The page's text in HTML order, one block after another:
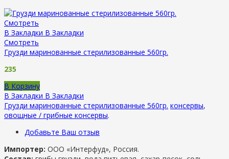
Смотреть
В Закладки В Закладки
Смотреть
Грузди маринованные стерилизованные 560гр.
235
В Корзину
В Закладки В Закладки
Грузди маринованные стерилизованные 560гр. консервы,
овощные / грибные консервы.
Добавьте Ваш отзыв
Импортер: ООО «Интерфуд», Россия.